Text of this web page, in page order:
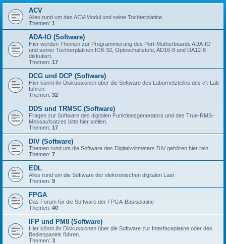
ACV
Alles rund um das ACV-Modul und seine Tochterplatine
Themen: 1
ADA-IO (Software)
Hier werden Themen zur Programmierung des Port-Motherboards ADA-IO
und seiner Tochterplatinen IO8-32, Optoschaltstufe, AD16-8 und DA12-8
diskutiert.
Themen: 17
DCG und DCP (Software)
Hier könnt ihr Diskussionen über die Software des Labornetzteiles des c't-Lab
führen.
Themen: 32
DDS und TRMSC (Software)
Fragen zur Software des digitalen Funktionsgenerators und des True-RMS-
Messaufsatzes bitte hier stellen.
Themen: 17
DIV (Software)
Themen rund um die Software des Digitalvoltmeters DIV gehören hier rein.
Themen: 7
EDL
Alles rund um die Software der elektronischen digitalen Last
Themen: 9
FPGA
Das Forum für die Software der FPGA-Basisplatine
Themen: 40
IFP und PM8 (Software)
Hier könnt ihr Diskussionen über die Software zur Interfaceplatine oder des
Bedienpanels führen.
Themen: 3